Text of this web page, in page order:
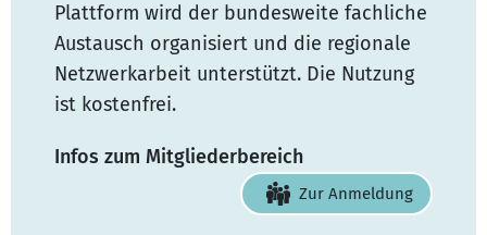
Plattform wird der bundesweite fachliche
Austausch organisiert und die regionale
Netzwerkarbeit unterstützt. Die Nutzung
ist kostenfrei.
Infos zum Mitgliederbereich
Zur Anmeldung